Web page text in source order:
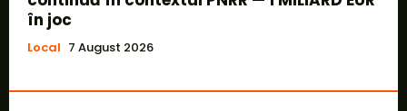
în joc
Local 7 August 2026